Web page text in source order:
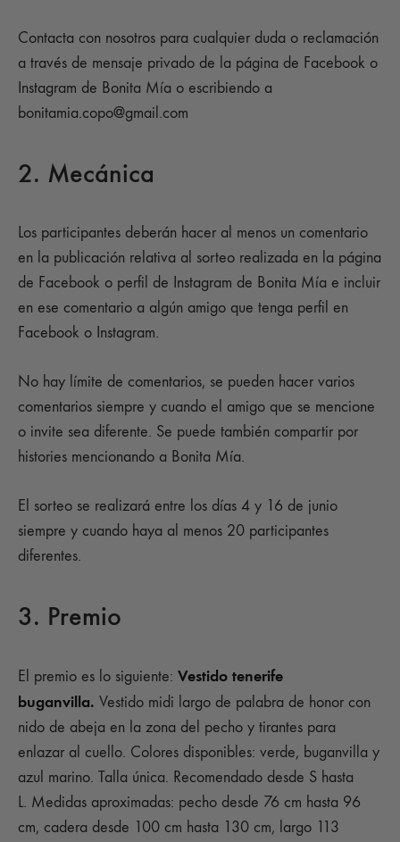
Contacta con nosotros para cualquier duda o reclamación
a través de mensaje privado de la página de Facebook o
Instagram de Bonita Mía o escribiendo a
bonitamia.copo@gmail.com
2. Mecánica
Los participantes deberán hacer al menos un comentario
en la publicación relativa al sorteo realizada en la página
de Facebook o perfil de Instagram de Bonita Mía e incluir
en ese comentario a algún amigo que tenga perfil en
Facebook o Instagram.
No hay límite de comentarios, se pueden hacer varios
comentarios siempre y cuando el amigo que se mencione
o invite sea diferente. Se puede también compartir por
histories mencionando a Bonita Mía.
El sorteo se realizará entre los días 4 y 16 de junio
siempre y cuando haya al menos 20 participantes
diferentes.
3. Premio
El premio es lo siguiente: Vestido tenerife
buganvilla. Vestido midi largo de palabra de honor con
nido de abeja en la zona del pecho y tirantes para
enlazar al cuello. Colores disponibles: verde, buganvilla y
azul marino. Talla única. Recomendado desde S hasta
L. Medidas aproximadas: pecho desde 76 cm hasta 96
cm, cadera desde 100 cm hasta 130 cm, largo 113